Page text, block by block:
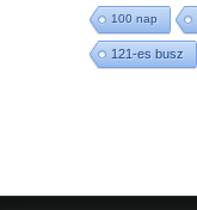
100 nap
121-es busz